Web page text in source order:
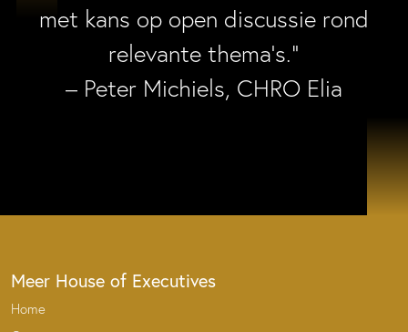
met kans op open discussie rond
relevante thema’s.”
– Peter Michiels, CHRO Elia
Meer House of Executives
Home